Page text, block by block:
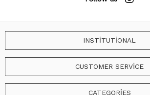
INSTİTUTİONAL
CUSTOMER SERVİCE
CATEGORİES